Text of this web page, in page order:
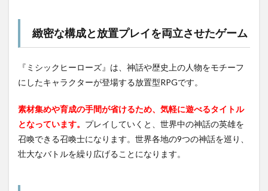
緻密な構成と放置プレイを両立させたゲーム
『ミシックヒーローズ』は、神話や歴史上の人物をモチーフ
にしたキャラクターが登場する放置型RPGです。
素材集めや育成の手間が省けるため、気軽に遊べるタイトル
となっています。 プレイしていくと、世界中の神話の英雄を
召喚できる召喚士になります。世界各地の9つの神話を巡り、
壮大なバトルを繰り広げることになります。